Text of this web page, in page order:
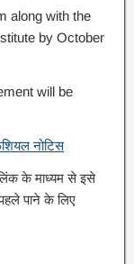
along with the
by October
will be
नोटिस
लिंक के माध्यम से इसे
पाने के लिए